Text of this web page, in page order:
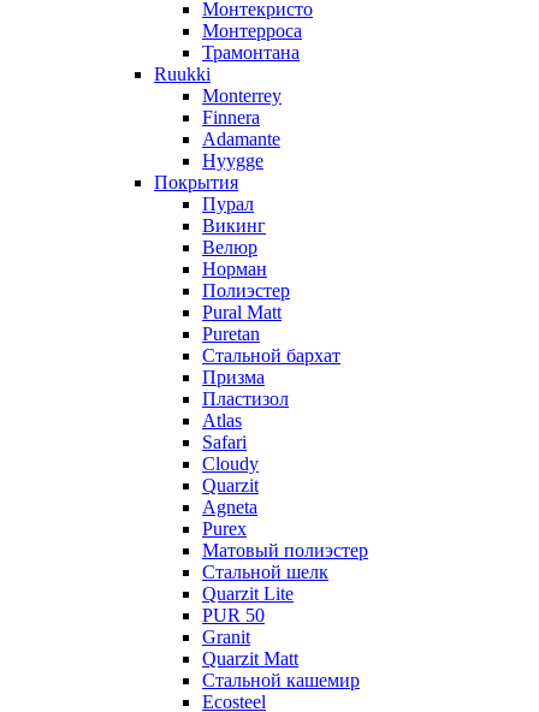
Монтекристо
Монтерроса
Трамонтана
Ruukki
Monterrey
Finnera
Adamante
Hyygge
Покрытия
Пурал
Викинг
Велюр
Норман
Полиэстер
Pural Matt
Puretan
Стальной бархат
Призма
Пластизол
Atlas
Safari
Cloudy
Quarzit
Agneta
Purex
Матовый полиэстер
Стальной шелк
Quarzit Lite
PUR 50
Granit
Quarzit Matt
Стальной кашемир
Ecosteel